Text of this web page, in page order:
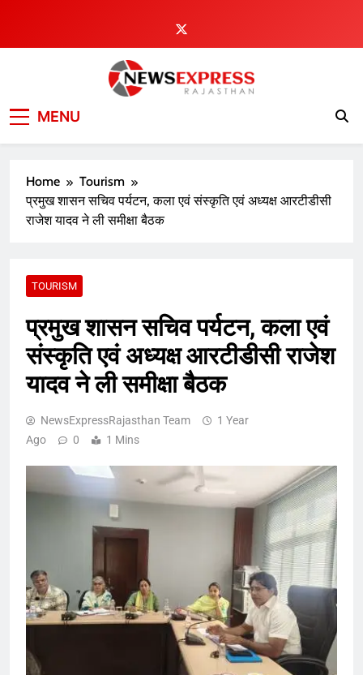
content
MENU
Home
Tourism
प्रमुख शासन सचिव पर्यटन, कला एवं संस्कृति एवं अध्यक्ष आरटीडीसी
राजेश यादव ने ली समीक्षा बैठक
TOURISM
प्रमुख शासन सचिव पर्यटन, कला एवं
संस्कृति एवं अध्यक्ष आरटीडीसी राजेश
यादव ने ली समीक्षा बैठक
NewsExpressRajasthan Team
1 Year
Ago
0 1 Mins